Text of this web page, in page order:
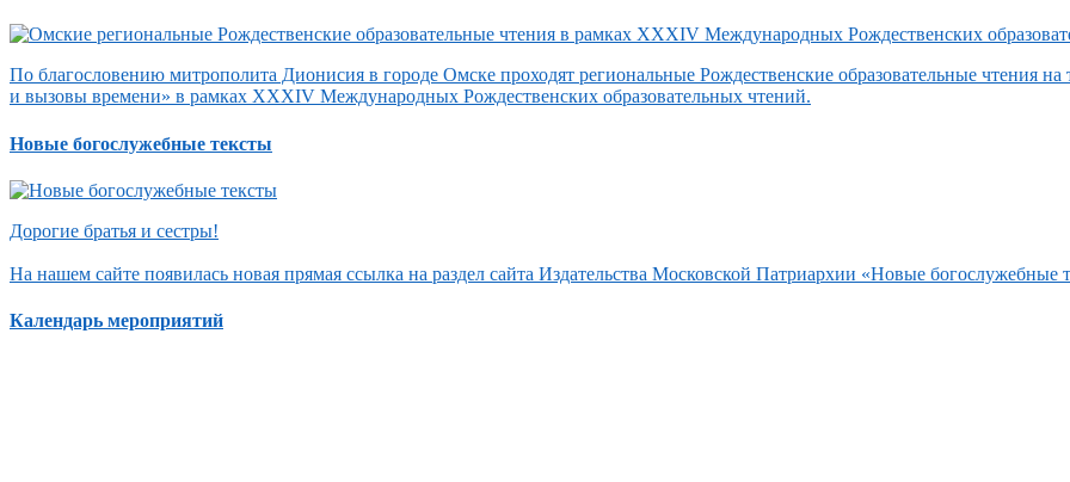
По благословению митрополита Дионисия в городе Омске проходят региональные Рождественские образовательные чтения
и вызовы времени» в рамках XXXIV Международных Рождественских образовательных чтений.
Новые богослужебные тексты
Дорогие братья и сестры!
На нашем сайте появилась новая прямая ссылка на раздел сайта Издательства Московской Патриархии «Новые богослужебные
Календарь мероприятий